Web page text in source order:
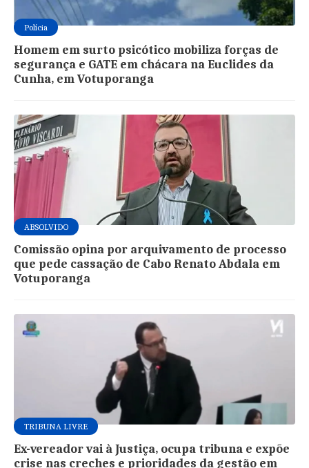
Polícia
Homem em surto psicótico mobiliza forças de
segurança e GATE em chácara na Euclides da
Cunha, em Votuporanga
ABSOLVIDO
Comissão opina por arquivamento de processo
que pede cassação de Cabo Renato Abdala em
Votuporanga
TRIBUNA LIVRE
Ex-vereador vai à Justiça, ocupa tribuna e expõe
crise nas creches e prioridades da gestão em